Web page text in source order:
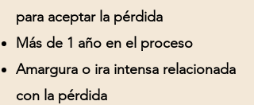
para aceptar la pérdida
Más de 1 año en el proceso
Amargura o ira intensa relacionada
con la pérdida